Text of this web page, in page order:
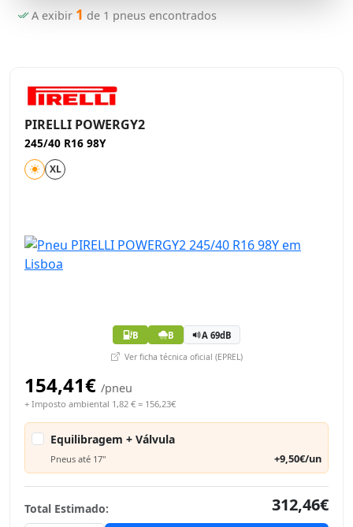
A exibir 1 de 1 pneus encontrados
PIRELLI POWERGY2
245/40 R16 98Y
XL
B B A 69dB
Ver ficha técnica oficial (EPREL)
154,41€ /pneu
+ Imposto ambiental 1,82 € = 156,23€
Equilibragem + Válvula
Pneus até 17" +9,50€/un
Total Estimado:
312,46€